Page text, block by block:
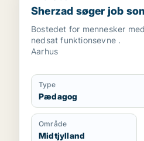
Sherzad søger job
Bostedet for mennesker
nedsat funktionsevne .
Aarhus
Type
Pædagog
Område
Midtjylland